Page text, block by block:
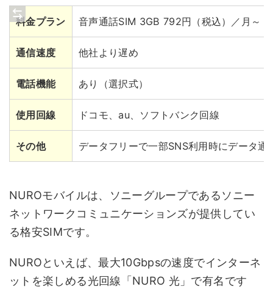
料金プラン 音声通話SIM 3GB 792円（税込）／月～
通信速度 他社より遅め
電話機能 あり（選択式）
使用回線 ドコモ、au、ソフトバンク回線
その他 データフリーで一部SNS利用時にデータ
NUROモバイルは、ソニーグループであるソニー
ネットワークコミュニケーションズが提供してい
る格安SIMです。
NUROといえば、最大10Gbpsの速度でインターネ
ットを楽しめる光回線「NURO 光」で有名です